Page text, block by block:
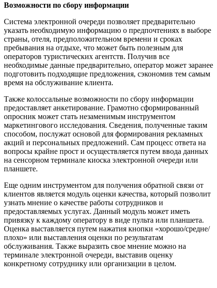
Возможности по сбору информации
Система электронной очереди позволяет предварительно
указать необходимую информацию о предпочтениях в выборе
страны, отеля, предположительном времени и сроках
пребывания на отдыхе, что может быть полезным для
операторов туристических агентств. Получив все
необходимые данные предварительно, оператор может заранее
подготовить подходящие предложения, сэкономив тем самым
время на обслуживание клиента.
Также колоссальные возможности по сбору информации
предоставляет анкетирование. Грамотно сформированный
опросник может стать незаменимым инструментом
маркетингового исследования. Сведения, полученные таким
способом, послужат основой для формирования рекламных
акций и персональных предложений. Сам процесс ответа на
вопросы крайне прост и осуществляется путем ввода данных
на сенсорном терминале киоска электронной очереди или
планшете.
Еще одним инструментом для получения обратной связи от
клиентов является модуль оценки качества, который позволит
узнать мнение о качестве работы сотрудников и
предоставляемых услугах. Данный модуль может иметь
привязку к каждому оператору в виде пульта или планшета.
Оценка выставляется путем нажатия кнопки «хорошо/средне/
плохо» или выставления оценки по результатам
обслуживания. Также выразить свое мнение можно на
терминале электронной очереди, выставив оценку
конкретному сотруднику или организации в целом.